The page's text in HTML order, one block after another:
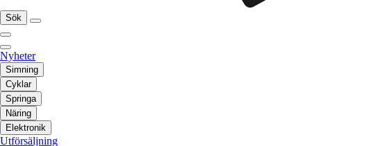
Sök
Nyheter
Simning
Cyklar
Springa
Näring
Elektronik
Utförsäljning